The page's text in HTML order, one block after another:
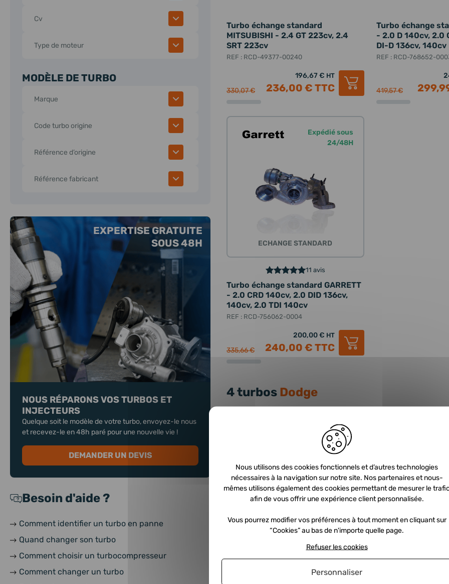
Cv
Type de moteur
MODÈLE DE TURBO
Marque
Code turbo origine
Référence d’origine
Référence fabricant
EXPERTISE GRATUITE
SOUS 48H
NOUS RÉPARONS VOS TURBOS ET
INJECTEURS
Quelque soit le modèle de votre turbo, envoyez-le nous
et recevez-le en 48h paré pour une nouvelle vie !
DEMANDER UN DEVIS
Besoin d'aide ?
Comment identifier un turbo en panne
Quand changer son turbo
Comment choisir un turbocompresseur
Comment changer un turbo
Turbo échange standard
MITSUBISHI - 2.4 GT 223cv, 2.4
SRT 223cv
REF : RCD-49377-00240
330,07 €
196,67 € HT
236,00 € TTC
Turbo échange
- 2.0 D 140cv, 2.0
DI-D 136cv, 140cv
REF : RCD-768652-
419,57 €
Expédié sous
24/48H
ECHANGE STANDARD
11 avis
Turbo échange standard GARRETT
- 2.0 CRD 140cv, 2.0 DID 136cv,
140cv, 2.0 TDI 140cv
REF : RCD-756062-0004
335,66 €
200,00 € HT
240,00 € TTC
4 turbos Dodge
Nous utilisons des cookies fonctionnels et d’autres technologies
nécessaires à la navigation sur notre site. Nos partenaires et nous-
mêmes utilisons également des cookies permettant de mesurer le
afin de vous offrir une expérience client personnalisée.
Vous pourrez modifier vos préférences à tout moment en cliquant sur
“Cookies” au bas de n'importe quelle page.
Refuser les cookies
Personnaliser